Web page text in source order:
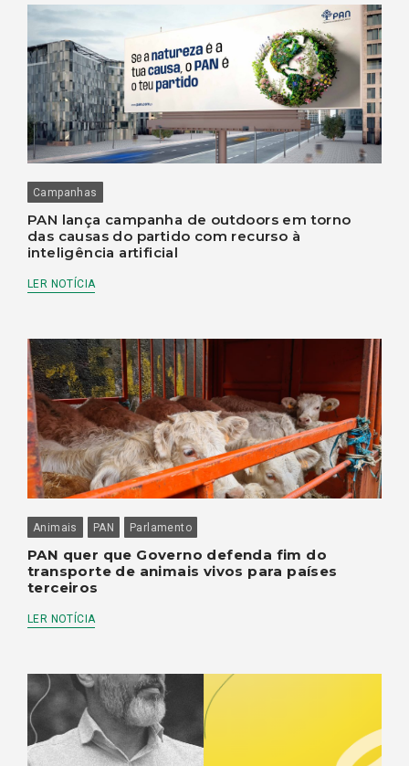
Campanhas
PAN lança campanha de outdoors em torno
das causas do partido com recurso à
inteligência artificial
LER NOTÍCIA
Animais PAN Parlamento
PAN quer que Governo defenda fim do
transporte de animais vivos para países
terceiros
LER NOTÍCIA